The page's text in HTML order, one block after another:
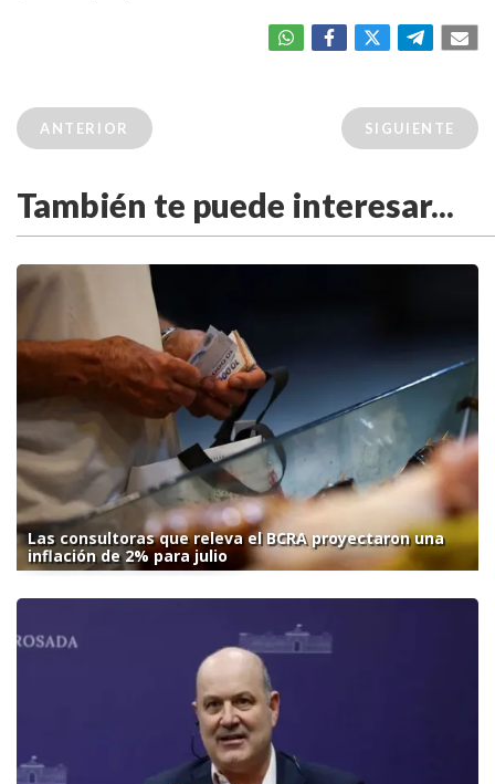
ANTERIOR SIGUIENTE
También te puede interesar...
Las consultoras que releva el BCRA proyectaron una
inflación de 2% para julio